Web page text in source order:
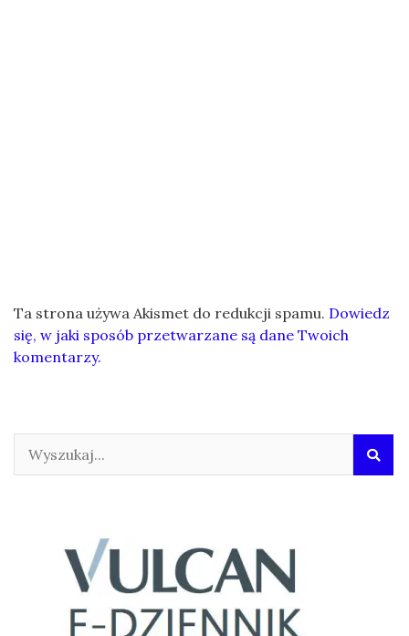
Ta strona używa Akismet do redukcji spamu. Dowiedz
się, w jaki sposób przetwarzane są dane Twoich
komentarzy.